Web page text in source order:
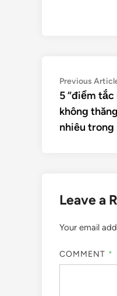
Previous
5 “điểm tắc
không
nhiêu trong
Leave a
Your email
COMMENT *